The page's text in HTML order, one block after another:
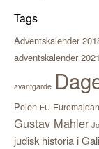
Tags
Adventskalender
adventskalender 2021
avantgarde
Polen EU Euromajdan
Gustav Mahler
judisk historia i